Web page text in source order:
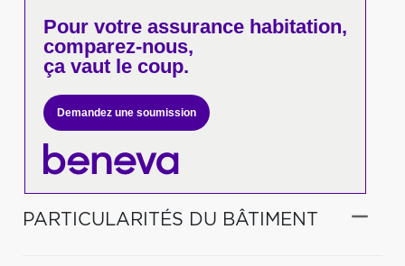
Pour votreassurance habitation,
comparez-nous,
ça vaut le coup.
Demandez une soumission
PARTICULARITÉS DU BÂTIMENT